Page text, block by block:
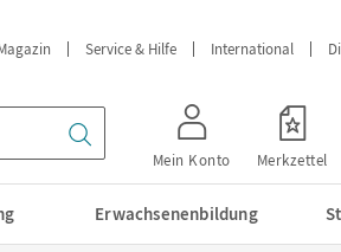
Service & Hilfe International
Mein Konto Merkzettel
Erwachsenenbildung